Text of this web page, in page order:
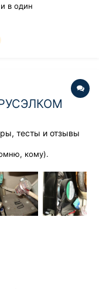
в один
в загашнике
тесты и отзывы
кому).